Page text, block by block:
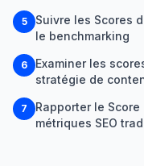
5
Suivre les Scores
le benchmarking
6
Examiner les
stratégie de
7
Rapporter le
métriques SEO